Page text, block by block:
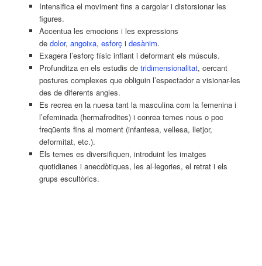
Intensifica el moviment fins a cargolar i distorsionar les
figures.
Accentua les emocions i les expressions
de dolor, angoixa, esforç i desànim.
Exagera l’esforç físic inflant i deformant els músculs.
Profunditza en els estudis de tridimensionalitat, cercant
postures complexes que obliguin l’espectador a visionar-les
des de diferents angles.
Es recrea en la nuesa tant la masculina com la femenina i
l’efeminada (hermafrodites) i conrea temes nous o poc
freqüents fins al moment (infantesa, vellesa, lletjor,
deformitat, etc.).
Els temes es diversifiquen, introduint les imatges
quotidianes i anecdòtiques, les al·legories, el retrat i els
grups escultòrics.